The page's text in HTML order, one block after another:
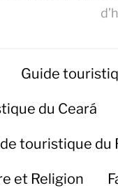
Guide
du Ceará
touristique du
et Religion